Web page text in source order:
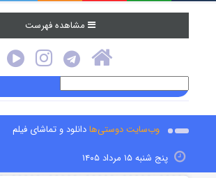
مشاهده فهرست
وب‌سایت دوستی‌هادانلود و تماشای فیلم
پنج شنبه ۱۵ مرداد ۱۴۰۵